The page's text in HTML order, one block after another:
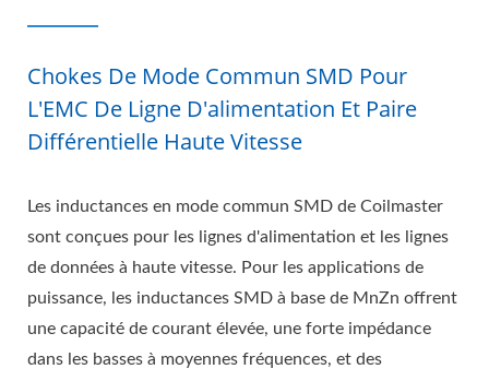
Chokes De Mode Commun SMD Pour
L'EMC De Ligne D'alimentation Et Paire
Différentielle Haute Vitesse
Les inductances en mode commun SMD de Coilmaster
sont conçues pour les lignes d'alimentation et les lignes
de données à haute vitesse. Pour les applications de
puissance, les inductances SMD à base de MnZn offrent
une capacité de courant élevée, une forte impédance
dans les basses à moyennes fréquences, et des